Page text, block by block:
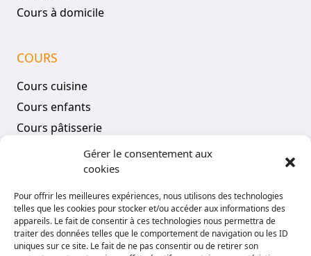
Gérer le consentement aux
cookies
Pour offrir les meilleures expériences, nous utilisons des technologies
telles que les cookies pour stocker et/ou accéder aux informations des
appareils. Le fait de consentir à ces technologies nous permettra de
traiter des données telles que le comportement de navigation ou les ID
uniques sur ce site. Le fait de ne pas consentir ou de retirer son
Cours à domicile
COURS
Cours cuisine
Cours enfants
Cours pâtisserie
Tous les cours
COMPTE
Mon compte
Vos réservations